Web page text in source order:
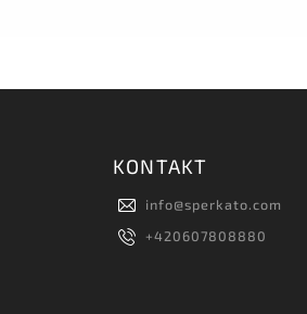
KONTAKT
info@sperkato.com
+420607808880